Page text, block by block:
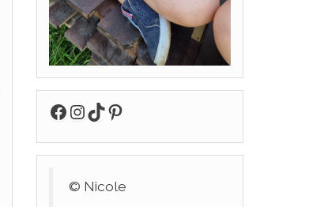
Facebook
Instagram
TikTok
Pinterest
© Nicole